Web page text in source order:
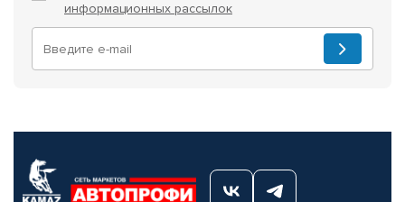
информационных рассылок